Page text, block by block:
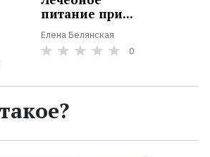
питание при...
Елена Белянская
0